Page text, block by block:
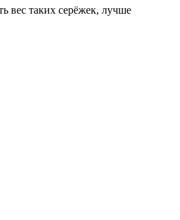
вес таких серёжек, лучше